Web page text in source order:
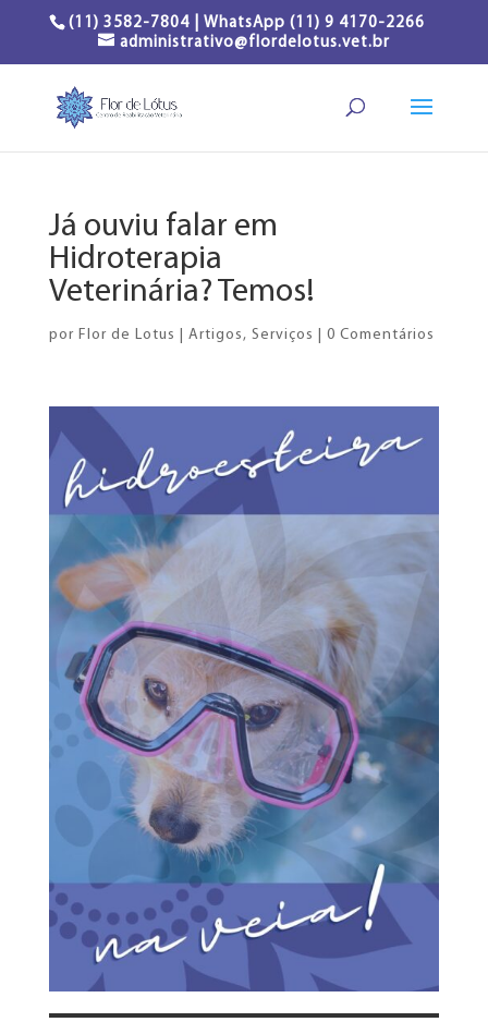
(11) 3582-7804 | WhatsApp (11) 9 4170-2266
administrativo@flordelotus.vet.br
Já ouviu falar em
Hidroterapia
Veterinária? Temos!
por Flor de Lotus Artigos, Serviços 0 Comentários